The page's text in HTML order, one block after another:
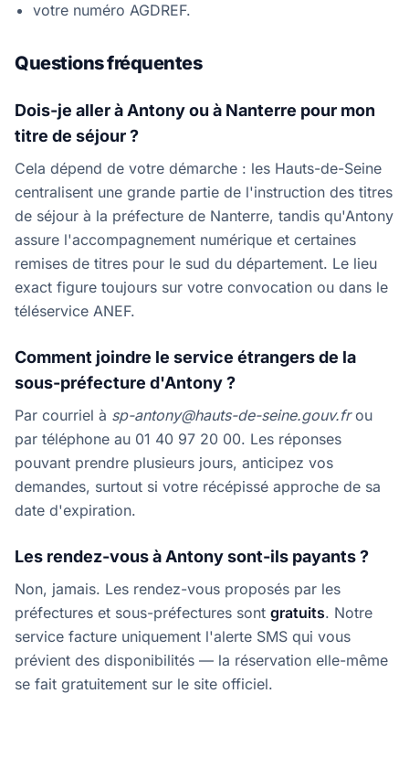
votre numéro AGDREF.
Questions fréquentes
Dois-je aller à Antony ou à Nanterre pour mon
titre de séjour ?
Cela dépend de votre démarche : les Hauts-de-Seine
centralisent une grande partie de l'instruction des titres
de séjour à la préfecture de Nanterre, tandis qu'Antony
assure l'accompagnement numérique et certaines
remises de titres pour le sud du département. Le lieu
exact figure toujours sur votre convocation ou dans le
téléservice ANEF.
Comment joindre le service étrangers de la
sous-préfecture d'Antony ?
Par courriel à sp-antony@hauts-de-seine.gouv.frou
par téléphone au 01 40 97 20 00. Les réponses
pouvant prendre plusieurs jours, anticipez vos
demandes, surtout si votre récépissé approche de sa
date d'expiration.
Les rendez-vous à Antony sont-ils payants ?
Non, jamais. Les rendez-vous proposés par les
préfectures et sous-préfectures sont gratuits. Notre
service facture uniquement l'alerte SMS qui vous
prévient des disponibilités — la réservation elle-même
se fait gratuitement sur le site officiel.